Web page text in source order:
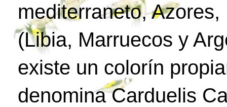
mediterraneto,
(Libia, Marruecos y
existe un colorín
denomina Carduelis